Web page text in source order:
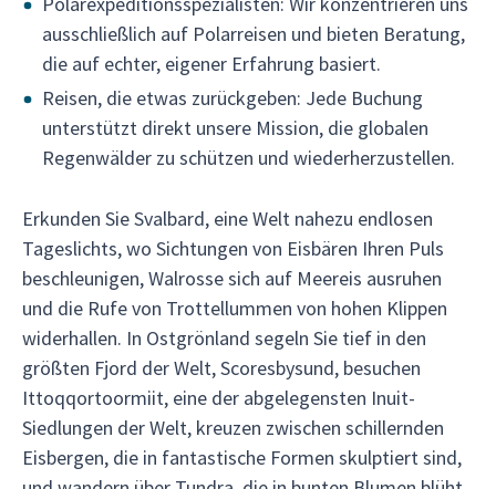
ausschließlich auf Polarreisen und bieten Beratung,
die auf echter, eigener Erfahrung basiert.
Reisen, die etwas zurückgeben: Jede Buchung
unterstützt direkt unsere Mission, die globalen
Regenwälder zu schützen und wiederherzustellen.
Erkunden Sie Svalbard, eine Welt nahezu endlosen
Tageslichts, wo Sichtungen von Eisbären Ihren Puls
beschleunigen, Walrosse sich auf Meereis ausruhen
und die Rufe von Trottellummen von hohen Klippen
widerhallen. In Ostgrönland segeln Sie tief in den
größten Fjord der Welt, Scoresbysund, besuchen
Ittoqqortoormiit, eine der abgelegensten Inuit-
Siedlungen der Welt, kreuzen zwischen schillernden
Eisbergen, die in fantastische Formen skulptiert sind,